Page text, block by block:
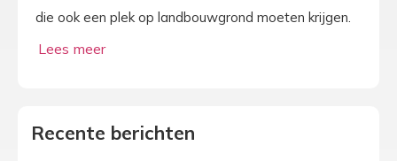
die ook een plek op landbouwgrond moeten krijgen.
Recente berichten